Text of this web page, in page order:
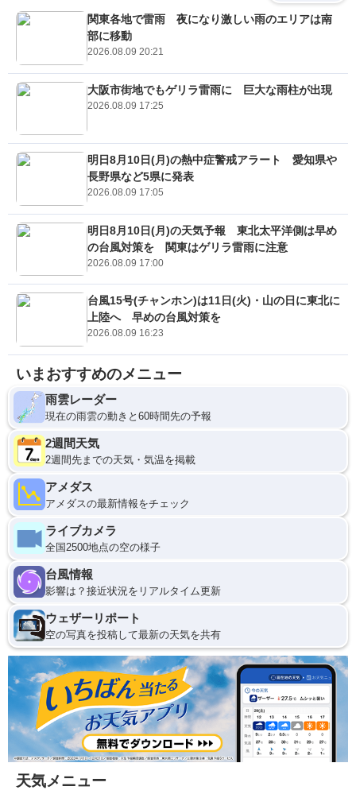
関東各地で雷雨 夜になり激しい雨のエリアは南
部に移動
2026.08.09 20:21
大阪市街地でもゲリラ雷雨に 巨大な雨柱が出現
2026.08.09 17:25
明日8月10日(月)の熱中症警戒アラート 愛知県や
長野県など5県に発表
2026.08.09 17:05
明日8月10日(月)の天気予報 東北太平洋側は早め
の台風対策を 関東はゲリラ雷雨に注意
2026.08.09 17:00
台風15号(チャンホン)は11日(火)・山の日に東北に
上陸へ 早めの台風対策を
2026.08.09 16:23
いまおすすめのメニュー
雨雲レーダー
現在の雨雲の動きと60時間先の予報
2週間天気
2週間先までの天気・気温を掲載
アメダス
アメダスの最新情報をチェック
ライブカメラ
全国2500地点の空の様子
台風情報
影響は？接近状況をリアルタイム更新
ウェザーリポート
空の写真を投稿して最新の天気を共有
天気メニュー